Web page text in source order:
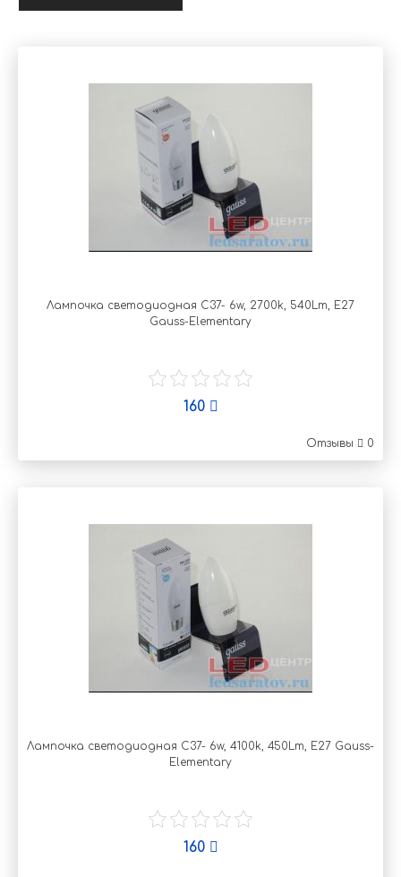
Лампочка светодиодная C37- 6w, 2700k, 540Lm, E27
Gauss-Elementary
160
Отзывы 0
Лампочка светодиодная C37- 6w, 4100k, 450Lm, E27 Gauss-
Elementary
160